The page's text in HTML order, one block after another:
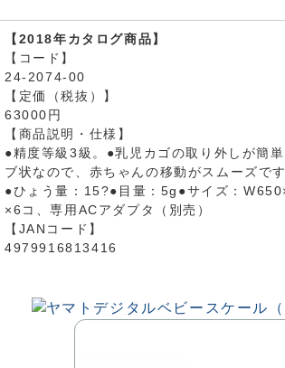
【2018年カタログ商品】
【コード】
24-2074-00
【定価（税抜）】
63000円
【商品説明・仕様】
●精度等級3級。●乳児カゴの取り外しが簡
ブ状なので、赤ちゃんの移動がスムーズです
●ひょう量：15?●目量：5g●サイズ：
×6コ、専用ACアダプタ（別売）
【JANコード】
4979916813416